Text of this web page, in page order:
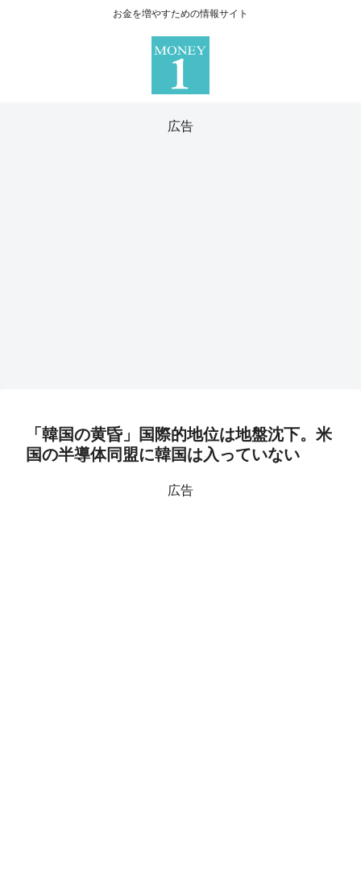
お金を増やすための情報サイト
広告
「韓国の黄昏」国際的地位は地盤沈下。米
国の半導体同盟に韓国は入っていない
広告